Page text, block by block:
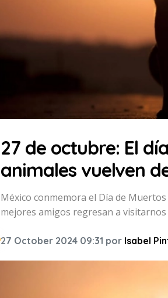
27 de octubre: El
animales vuelven
México conmemora el Día de
mejores amigos regresan a
27 October 2024 09:31 por Isabel